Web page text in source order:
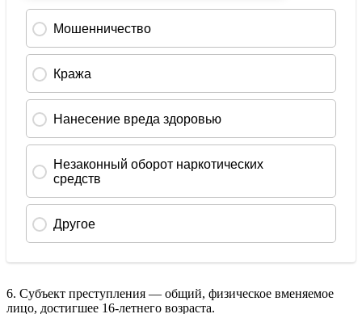
6. Субъект преступления — общий, физическое вменяемое
лицо, достигшее 16-летнего возраста.